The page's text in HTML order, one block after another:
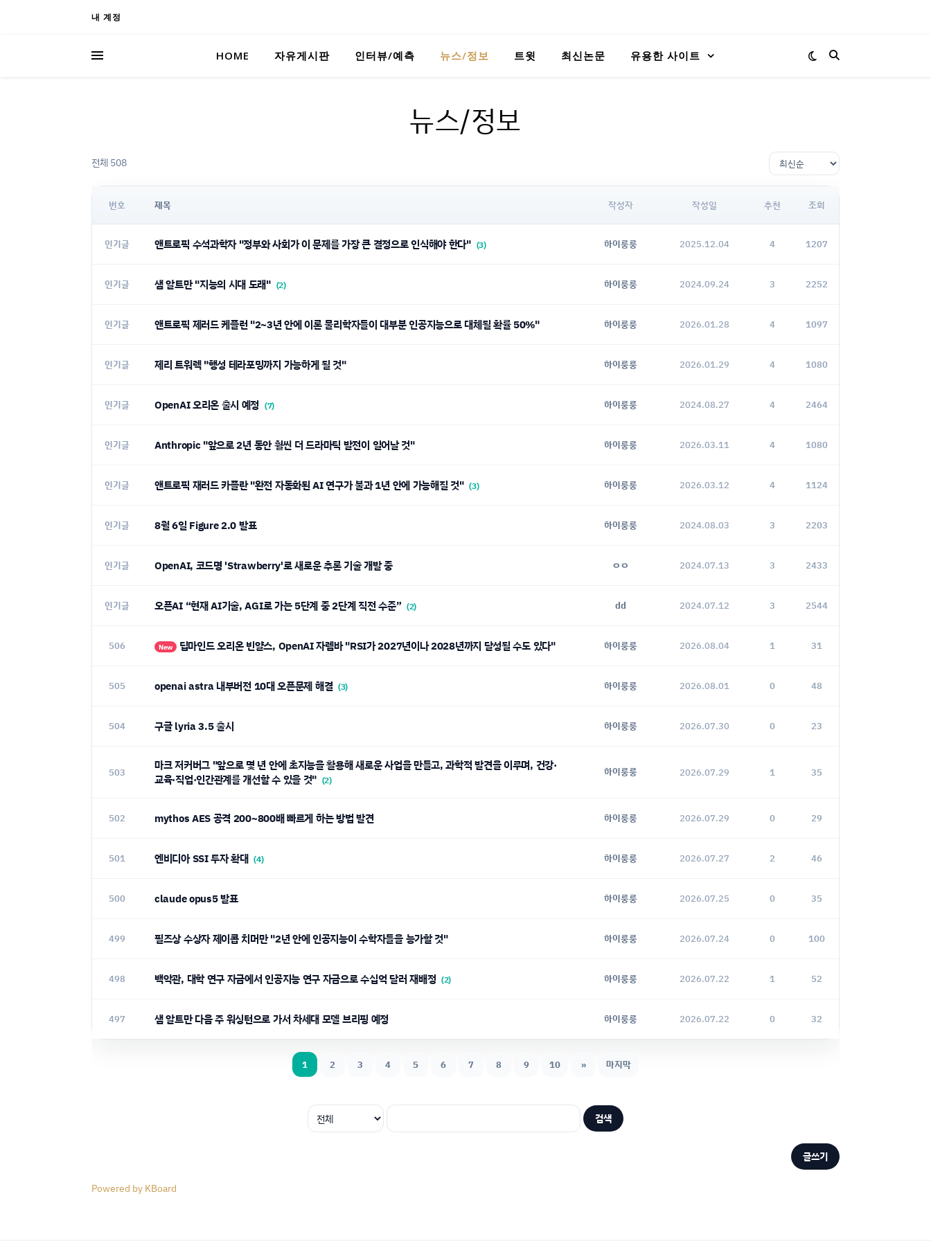
내 계정
HOME 자유게시판 인터뷰/예측 뉴스/정보 트윗 최신논문 유용한 사이트
뉴스/정보
전체 508
번호 제목 작성자 작성일 추천 조회
인기글 앤트로픽 수석과학자 "정부와 사회가 이 문제를 가장 큰 결정으로 인식해야 한다" (3) 하이룽룽 2025.12.04 4 1207
인기글 샘 알트만 "지능의 시대 도래" (2) 하이룽룽 2024.09.24 3 2252
인기글 앤트로픽 제러드 케플런 "2~3년 안에 이론 물리학자들이 대부분 인공지능으로 대체될 확률 50%" 하이룽룽 2026.01.28 4 1097
인기글 제리 트워렉 "행성 테라포밍까지 가능하게 될 것" 하이룽룽 2026.01.29 4 1080
인기글 OpenAI 오리온 출시 예정 (7) 하이룽룽 2024.08.27 4 2464
인기글 Anthropic "앞으로 2년 동안 훨씬 더 드라마틱 발전이 일어날 것" 하이룽룽 2026.03.11 4 1080
인기글 앤트로픽 재러드 카플란 "완전 자동화된 AI 연구가 불과 1년 안에 가능해질 것" (3) 하이룽룽 2026.03.12 4 1124
인기글 8월 6일 Figure 2.0 발표 하이룽룽 2024.08.03 3 2203
인기글 OpenAI, 코드명 'Strawberry'로 새로운 추론 기술 개발 중 ㅇㅇ 2024.07.13 3 2433
인기글 오픈AI “현재 AI기술, AGI로 가는 5단계 중 2단계 직전 수준” (2) dd 2024.07.12 3 2544
506 New 딥마인드 오리온 빈얄스, OpenAI 자렘바 "RSI가 2027년이나 2028년까지 달성될 수도 있다" 하이룽룽 2026.08.04 1 31
505 openai astra 내부버전 10대 오픈문제 해결 (3) 하이룽룽 2026.08.01 0 48
504 구글 lyria 3.5 출시 하이룽룽 2026.07.30 0 23
503
마크 저커버그 "앞으로 몇 년 안에 초지능을 활용해 새로운 사업을 만들고, 과학적 발견을 이루며, 건강·
교육·직업·인간관계를 개선할 수 있을 것" (2)
하이룽룽 2026.07.29 1 35
502 mythos AES 공격 200~800배 빠르게 하는 방법 발견 하이룽룽 2026.07.29 0 29
501 엔비디아 SSI 투자 확대 (4) 하이룽룽 2026.07.27 2 46
500 claude opus5 발표 하이룽룽 2026.07.25 0 35
499 필즈상 수상자 제이콥 치머만 "2년 안에 인공지능이 수학자들을 능가할 것" 하이룽룽 2026.07.24 0 100
498 백악관, 대학 연구 자금에서 인공지능 연구 자금으로 수십억 달러 재배정 (2) 하이룽룽 2026.07.22 1 52
497 샘 알트만 다음 주 워싱턴으로 가서 차세대 모델 브리핑 예정 하이룽룽 2026.07.22 0 32
1 2 3 4 5 6 7 8 9 10 » 마지막
검색
글쓰기
Powered by KBoard